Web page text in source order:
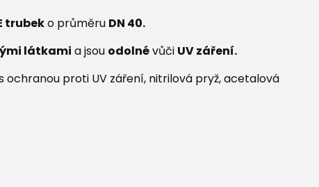
trubeko průměru DN 40.
látkami a jsou odolnévůči UV záření.
proti UV záření, nitrilová pryž, acetalová